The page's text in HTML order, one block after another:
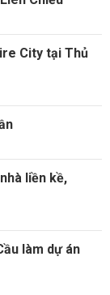
City tại Thủ
liền kề,
làm dự án